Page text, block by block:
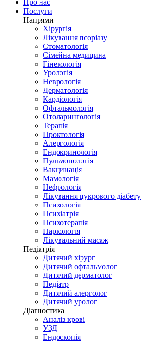
Про нас
Послуги
Напрями
Хірургія
Лікування псоріазу
Стоматологія
Сімейна медицина
Гінекологія
Урологія
Неврологія
Дерматологія
Кардіологія
Офтальмологія
Отоларингологія
Терапія
Проктологія
Алергологія
Ендокринологія
Пульмонологія
Вакцинація
Мамологія
Нефрологія
Лікування цукрового діабету
Психологія
Психіатрія
Психотерапія
Наркологія
Лікувальний масаж
Педіатрія
Дитячий хірург
Дитячий офтальмолог
Дитячий дерматолог
Педіатр
Дитячий алерголог
Дитячий уролог
Діагностика
Аналіз крові
УЗД
Ендоскопія